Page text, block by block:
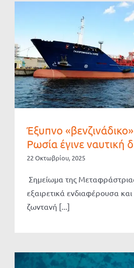
Έξυπνο
Ρωσία έγινε ναυτική
22 Οκτωβρίου, 2025
Σημείωμα της
εξαιρετικά ενδιαφέρουσα
ζωντανή [...]